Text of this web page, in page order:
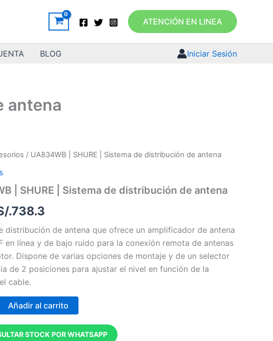
ATENCIÓN EN LINEA
BLOG Iniciar Sesión
antena
/ UA834WB | SHURE | Sistema de distribución de antena
| SHURE | Sistema de distribución de antena
.738.3
distribución de antena que ofrece un amplificador de antena
en línea y de bajo ruido para la conexión remota de antenas
Dispone de varias opciones de montaje y de un selector
de 2 posiciones para ajustar el nivel en función de la
cable.
Añadir al carrito
STOCK POR WHATSAPP